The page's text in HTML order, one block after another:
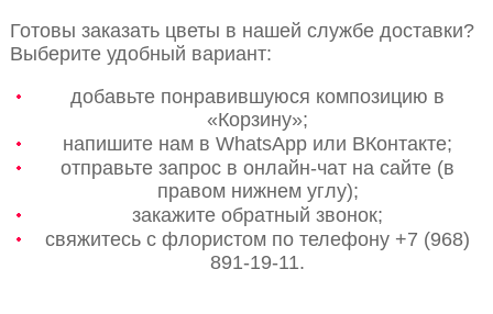
Готовы заказать цветы в нашей службе доставки?
Выберите удобный вариант:
добавьте понравившуюся композицию в
«Корзину»;
напишите нам в WhatsApp или ВКонтакте;
отправьте запрос в онлайн-чат на сайте (в
правом нижнем углу);
закажите обратный звонок;
свяжитесь с флористом по телефону +7 (968)
891-19-11.